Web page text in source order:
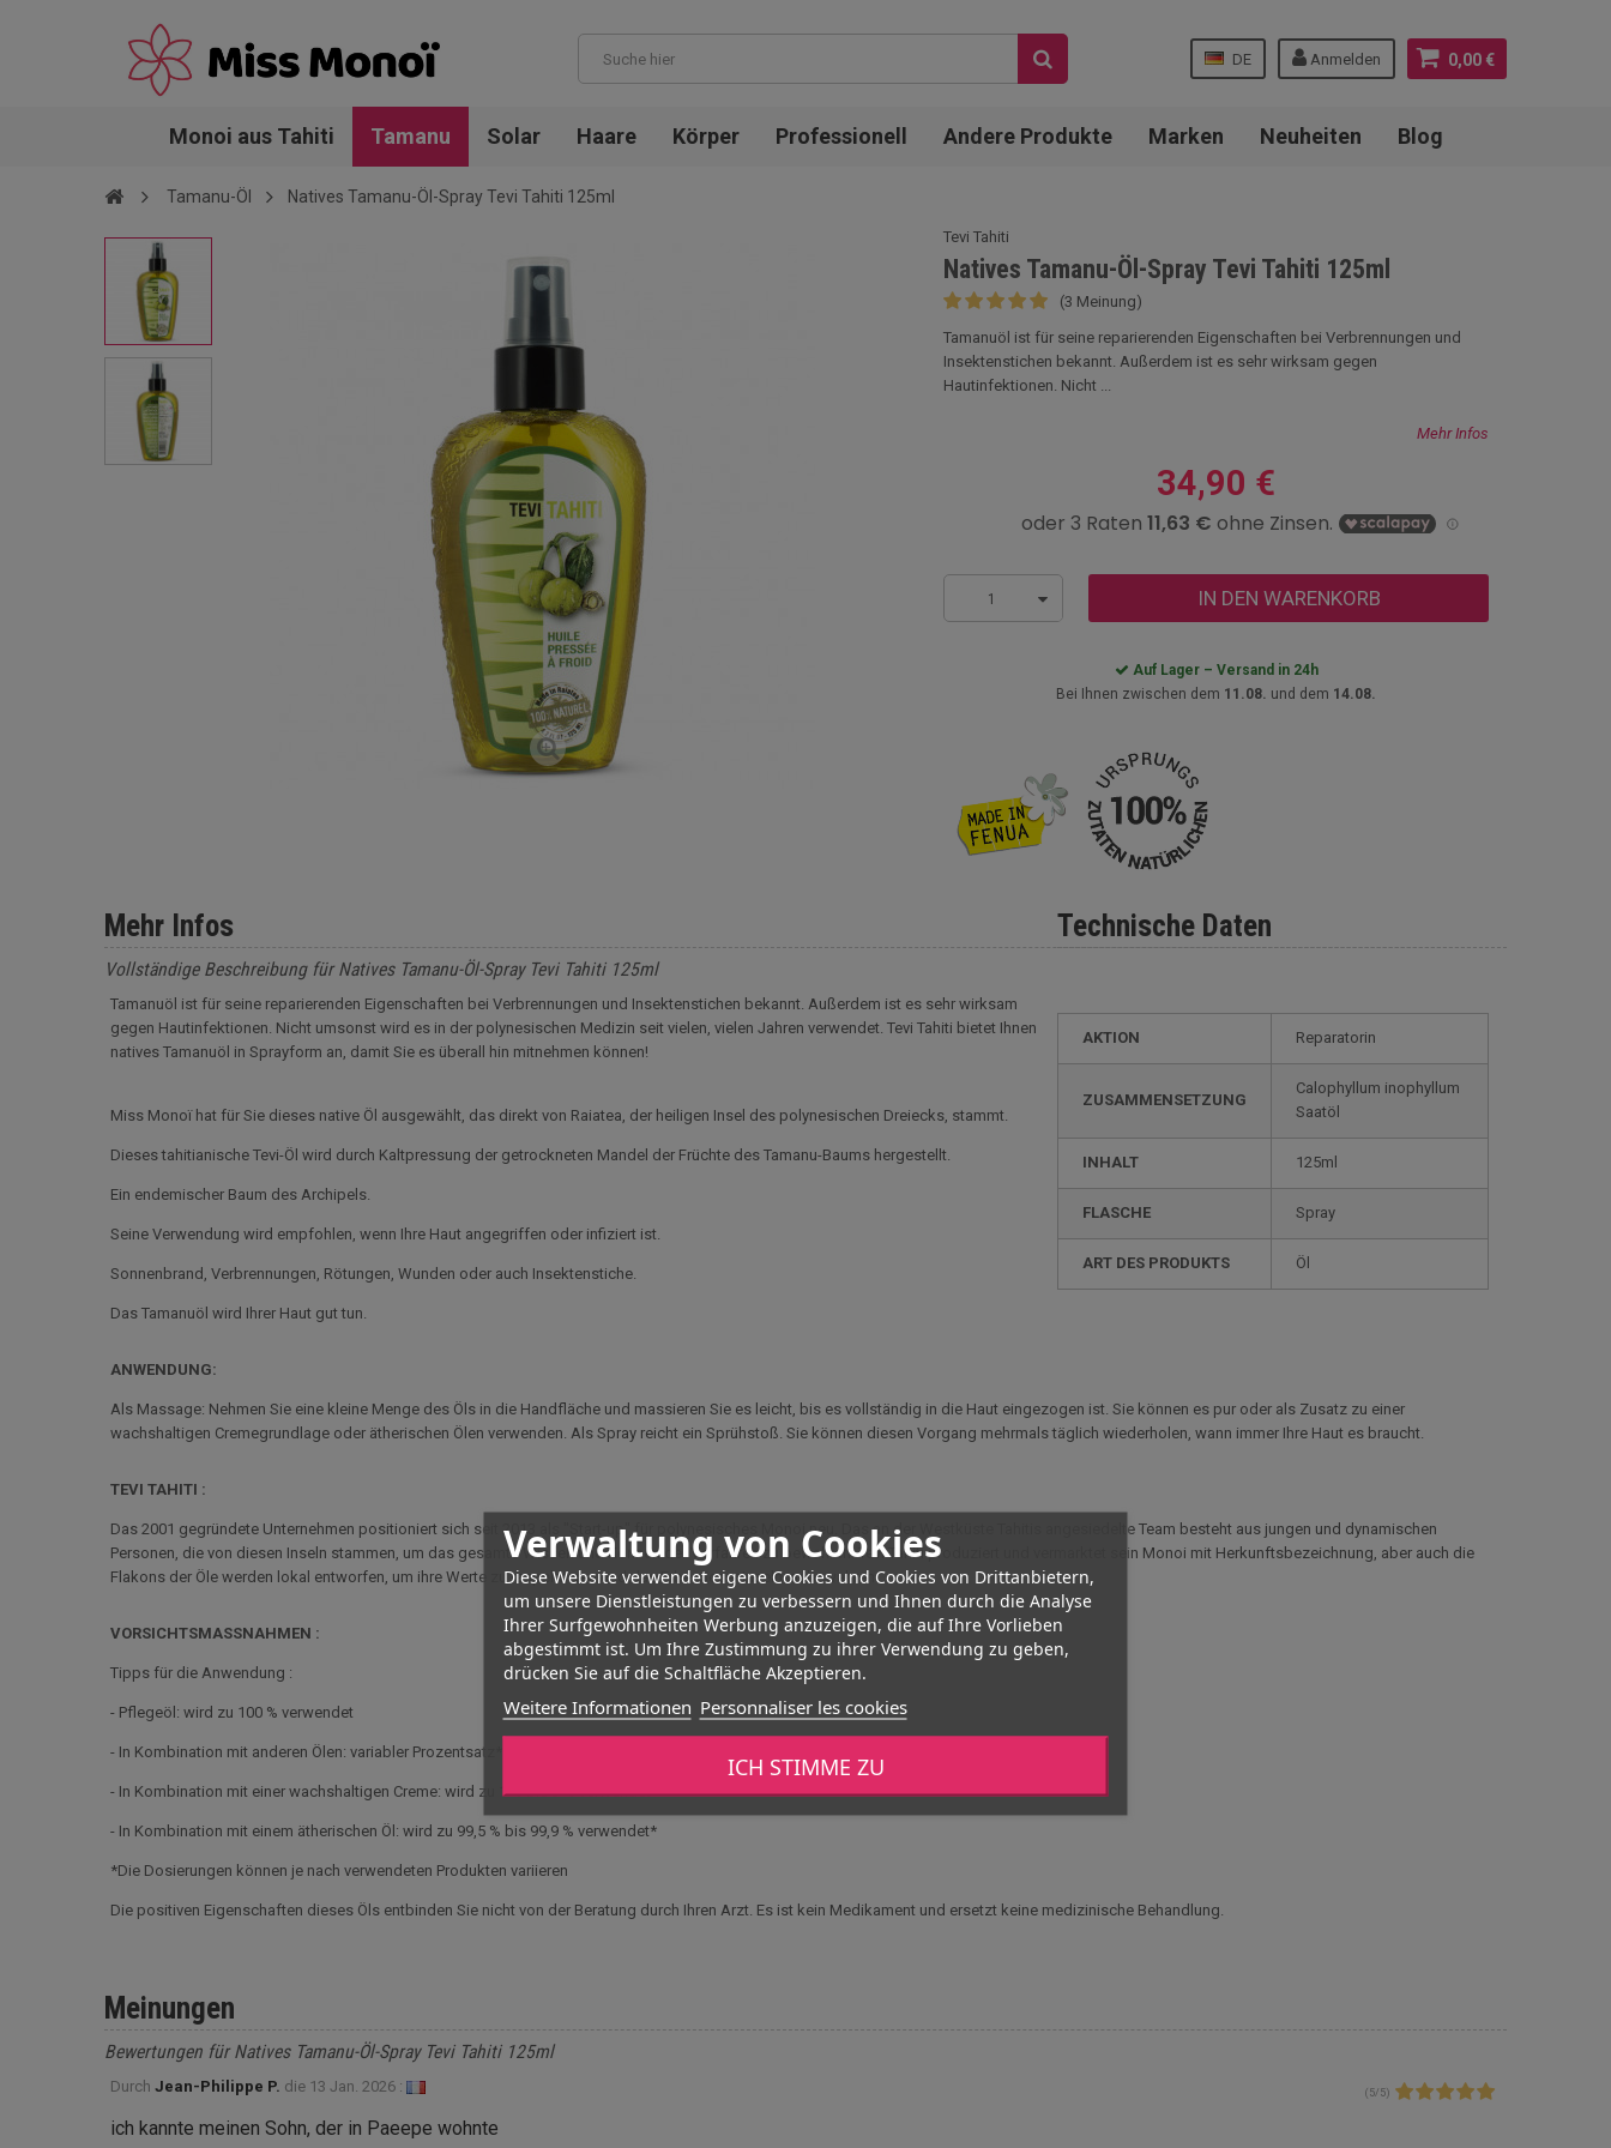
0,00 €
Anmelden
DE
Verwaltung von Cookies
Diese Website verwendet eigene Cookies und Cookies von Drittanbietern,
um unsere Dienstleistungen zu verbessern und Ihnen durch die Analyse
Ihrer Surfgewohnheiten Werbung anzuzeigen, die auf Ihre Vorlieben
abgestimmt ist. Um Ihre Zustimmung zu ihrer Verwendung zu geben,
drücken Sie auf die Schaltfläche Akzeptieren.
Weitere Informationen Personnaliser les cookies
ICH STIMME ZU
Monoi aus Tahiti Tamanu Solar Haare Körper Professionell Andere Produkte Marken Neuheiten Blog
Tamanu-Öl Natives Tamanu-Öl-Spray Tevi Tahiti 125ml
Tevi Tahiti
Natives Tamanu-Öl-Spray Tevi Tahiti 125ml
(3 Meinung)
Tamanuöl ist für seine reparierenden Eigenschaften bei Verbrennungen und
Insektenstichen bekannt. Außerdem ist es sehr wirksam gegen
Hautinfektionen. Nicht ...
Mehr Infos
34,90 €
1 IN DEN WARENKORB
Auf Lager – Versand in 24h
Bei Ihnen zwischen dem 11.08. und dem 14.08.
Technische Daten
AKTION Reparatorin
ZUSAMMENSETZUNG
Calophyllum inophyllum
Saatöl
INHALT 125ml
FLASCHE Spray
ART DES PRODUKTS Öl
Mehr Infos
Vollständige Beschreibung für Natives Tamanu-Öl-Spray Tevi Tahiti 125ml
Tamanuöl ist für seine reparierenden Eigenschaften bei Verbrennungen und Insektenstichen bekannt. Außerdem ist es sehr wirksam
gegen Hautinfektionen. Nicht umsonst wird es in der polynesischen Medizin seit vielen, vielen Jahren verwendet. Tevi Tahiti bietet Ihnen
natives Tamanuöl in Sprayform an, damit Sie es überall hin mitnehmen können!
Miss Monoï hat für Sie dieses native Öl ausgewählt, das direkt von Raiatea, der heiligen Insel des polynesischen Dreiecks, stammt.
Dieses tahitianische Tevi-Öl wird durch Kaltpressung der getrockneten Mandel der Früchte des Tamanu-Baums hergestellt.
Ein endemischer Baum des Archipels.
Seine Verwendung wird empfohlen, wenn Ihre Haut angegriffen oder infiziert ist.
Sonnenbrand, Verbrennungen, Rötungen, Wunden oder auch Insektenstiche.
Das Tamanuöl wird Ihrer Haut gut tun.
ANWENDUNG:
Als Massage: Nehmen Sie eine kleine Menge des Öls in die Handfläche und massieren Sie es leicht, bis es vollständig in die Haut eingezogen ist. Sie können es pur oder als Zusatz zu einer
wachshaltigen Cremegrundlage oder ätherischen Ölen verwenden. Als Spray reicht ein Sprühstoß. Sie können diesen Vorgang mehrmals täglich wiederholen, wann immer Ihre Haut es braucht.
TEVI TAHITI :
Das 2001 gegründete Unternehmen positioniert sich seit 2013 als "Start-up" für polynesisches Monoi neu. Das an der Westküste Tahitis angesiedelte Team besteht aus jungen und dynamischen
Personen, die von diesen Inseln stammen, um das gesamte Wissen und Können der Vorfahren zu bewahren. Tevi Tahiti produziert und vermarktet sein Monoi mit Herkunftsbezeichnung, aber auch die
Flakons der Öle werden lokal entworfen, um ihre Werte zu respektieren und das Erbe dieser Inseln zu bewahren.
VORSICHTSMASSNAHMEN :
Tipps für die Anwendung :
- Pflegeöl: wird zu 100 % verwendet
- In Kombination mit anderen Ölen: variabler Prozentsatz*
- In Kombination mit einer wachshaltigen Creme: wird zu 1 % bis 3 % verwendet*
- In Kombination mit einem ätherischen Öl: wird zu 99,5 % bis 99,9 % verwendet*
*Die Dosierungen können je nach verwendeten Produkten variieren
Die positiven Eigenschaften dieses Öls entbinden Sie nicht von der Beratung durch Ihren Arzt. Es ist kein Medikament und ersetzt keine medizinische Behandlung.
Meinungen
Bewertungen für Natives Tamanu-Öl-Spray Tevi Tahiti 125ml
Durch Jean-Philippe P. die 13 Jan. 2026 : ( 5/ 5)
ich kannte meinen Sohn, der in Paeepe wohnte